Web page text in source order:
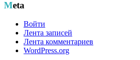
Meta
Войти
Лента записей
Лента комментариев
WordPress.org